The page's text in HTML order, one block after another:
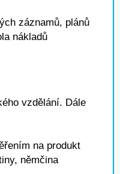
záznamů, plánů
nákladů
vzdělání. Dále
na produkt
němčina